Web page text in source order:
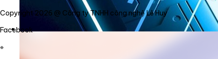
Copyright 2026 @ Công ty TNHH công nghệ Lê Huy
Facebook